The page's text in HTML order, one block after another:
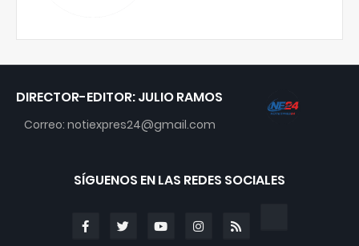
DIRECTOR-EDITOR: JULIO RAMOS
Correo: notiexpres24@gmail.com
SÍGUENOS EN LAS REDES SOCIALES